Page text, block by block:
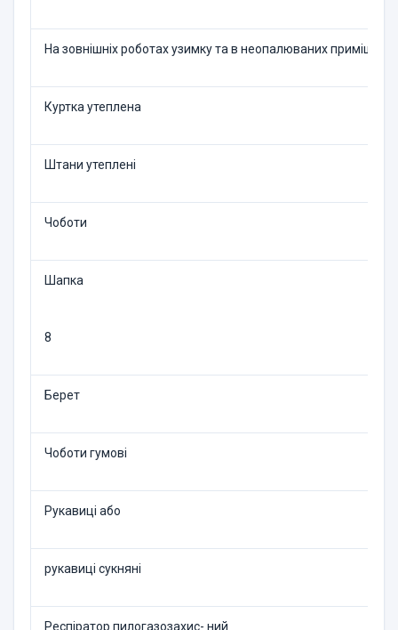
На зовнішніх роботах узим­ку та в неопалюваних
Куртка утеплена
Штани утеплені
Чоботи
Шапка
8
Берет
Чоботи гумові
Рукавиці або
рукавиці сукняні
Респіратор пилогазозахис- ний